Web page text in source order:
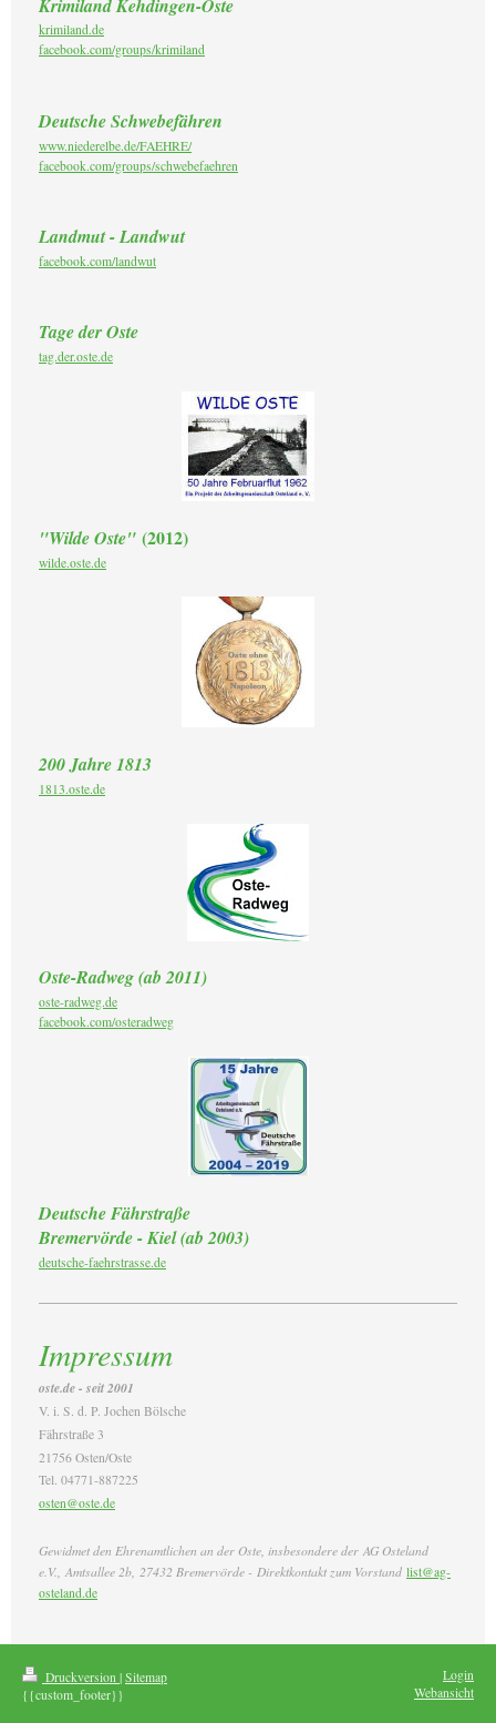
Krimiland Kehdingen-Oste
krimiland.de
facebook.com/groups/krimiland
Deutsche Schwebefähren
www.niederelbe.de/FAEHRE/
facebook.com/groups/schwebefaehren
Landmut - Landwut
facebook.com/landwut
Tage der Oste
tag.der.oste.de
"Wilde Oste" (2012)
wilde.oste.de
200 Jahre 1813
1813.oste.de
Oste-Radweg (ab 2011)
oste-radweg.de
facebook.com/osteradweg
Deutsche Fährstraße
Bremervörde - Kiel (ab 2003)
deutsche-faehrstrasse.de
Impressum
oste.de - seit 2001
V. i. S. d. P. Jochen Bölsche
Fährstraße 3
21756 Osten/Oste
Tel. 04771-887225
osten@oste.de
Gewidmet den Ehrenamtlichen an der Oste, insbesondere der AG Osteland
e.V., Amtsallee 2b, 27432 Bremervörde - Direktkontakt zum Vorstand list@ag-
osteland.de
Druckversion | Sitemap
{{custom_footer}}
Login
Webansicht